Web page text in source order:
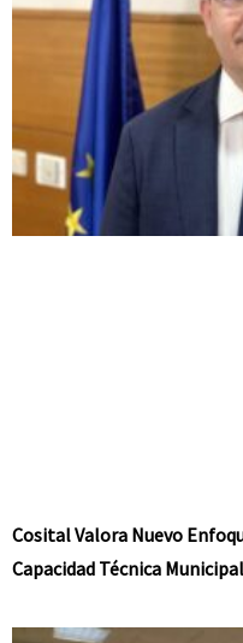
Cosital Valora Nuevo
Capacidad Técnica Municipal